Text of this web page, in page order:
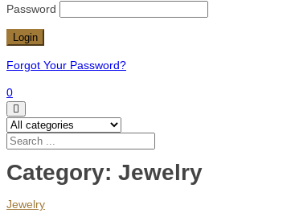
Password
Forgot Your Password?
0
Category: Jewelry
Jewelry